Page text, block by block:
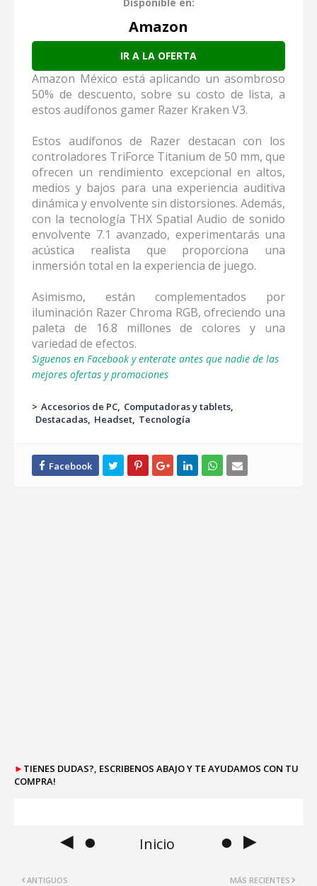
Amazon
IR A LA OFERTA
Amazon México está aplicando un asombroso
50% de descuento, sobre su costo de lista, a
estos audífonos gamer Razer Kraken V3.
Estos audífonos de Razer destacan con los
controladores TriForce Titanium de 50 mm, que
ofrecen un rendimiento excepcional en altos,
medios y bajos para una experiencia auditiva
dinámica y envolvente sin distorsiones. Además,
con la tecnología THX Spatial Audio de sonido
envolvente 7.1 avanzado, experimentarás una
acústica realista que proporciona una
inmersión total en la experiencia de juego.
Asimismo, están complementados por
iluminación Razer Chroma RGB, ofreciendo una
paleta de 16.8 millones de colores y una
variedad de efectos.
Siguenos en Facebook y enterate antes que nadie de las
mejores ofertas y promociones
> Accesorios de PC Computadoras y tablets
Destacadas Headset Tecnología
► TIENES DUDAS?, ESCRIBENOS ABAJO Y TE AYUDAMOS CON TU
COMPRA!
◄ ● Inicio ● ►
MÁS RECIENTES
ANTIGUOS